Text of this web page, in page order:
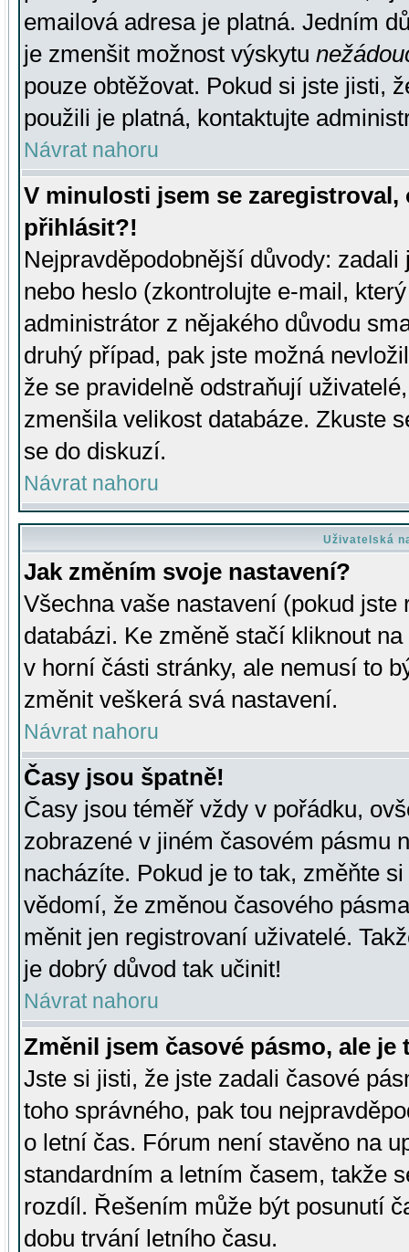
emailová adresa je platná. Jedním
je zmenšit možnost výskytu
pouze obtěžovat. Pokud si jste jisti,
použili je platná, kontaktujte
Návrat nahoru
V minulosti jsem se
přihlásit?!
Nejpravděpodobnější důvody:
nebo heslo (zkontrolujte e-mail,
administrátor z nějakého důvodu
druhý případ, pak jste možná
že se pravidelně odstraňují
zmenšila velikost databáze. Zkuste
se do diskuzí.
Návrat nahoru
Uživatelská
Jak změním svoje nastavení?
Všechna vaše nastavení (pokud
databázi. Ke změně stačí kliknout
v horní části stránky, ale nemusí to
změnit veškerá svá nastavení.
Návrat nahoru
Časy jsou špatně!
Časy jsou téměř vždy v pořádku,
zobrazené v jiném časovém pásmu
nacházíte. Pokud je to tak, změňte
vědomí, že změnou časového
měnit jen registrovaní uživatelé.
je dobrý důvod tak učinit!
Návrat nahoru
Změnil jsem časové pásmo, ale je
Jste si jisti, že jste zadali časové
toho správného, pak tou
o letní čas. Fórum není stavěno na
standardním a letním časem, takže
rozdíl. Řešením může být posunutí
dobu trvání letního času.